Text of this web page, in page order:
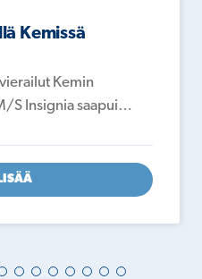
Kemissä
Kemin
S Insignia saapui…